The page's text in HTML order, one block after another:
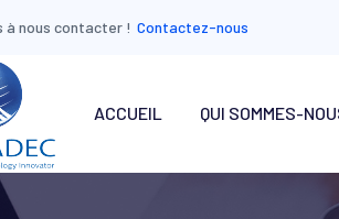
à nous contacter ! Contactez-nous
ACCUEIL QUI SOMMES-